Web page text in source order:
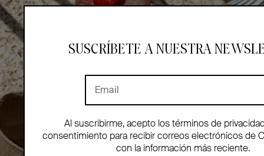
SUSCRÍBETE A NUESTRA
Al suscribirme, acepto los términos de
consentimiento para recibir correos electrónicos de
con la información más reciente.